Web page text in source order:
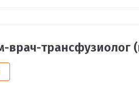
трансфузиолог